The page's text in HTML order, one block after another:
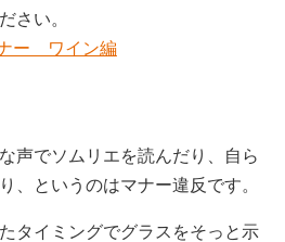
さい。
ー ワイン編
声でソムリエを読んだり、自ら
、というのはマナー違反です。
タイミングでグラスをそっと示